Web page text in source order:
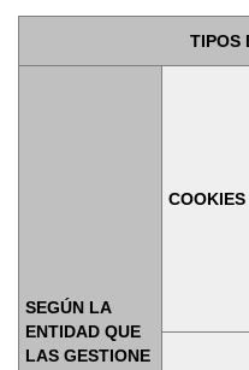
TIPOS
SEGÚN LA
ENTIDAD QUE
LAS GESTIONE